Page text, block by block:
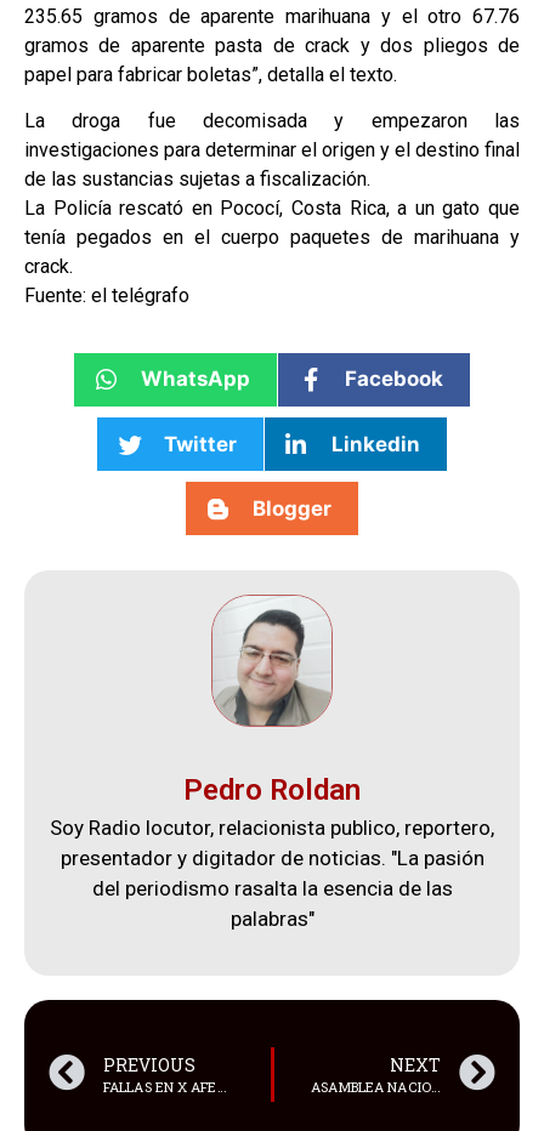
235.65 gramos de aparente marihuana y el otro 67.76
gramos de aparente pasta de crack y dos pliegos de
papel para fabricar boletas”, detalla el texto.
La droga fue decomisada y empezaron las
investigaciones para determinar el origen y el destino final
de las sustancias sujetas a fiscalización.
La Policía rescató en Pococí, Costa Rica, a un gato que
tenía pegados en el cuerpo paquetes de marihuana y
crack.
Fuente: el telégrafo
WhatsApp Facebook
Twitter Linkedin
Blogger
Pedro Roldan
Soy Radio locutor, relacionista publico, reportero,
presentador y digitador de noticias. "La pasión
del periodismo rasalta la esencia de las
palabras"
PREVIOUS
FALLAS EN X AFECTAN A MILLONES DE USUARIOS EN TODO EL MUNDO
NEXT
ASAMBLEA NACIONAL: ECKENNER RECALDE PRESIDIRÁ LA COMISIÓN DE TRABAJO Y CECILIA BALTAZAR LA DE EDUCACIÓN